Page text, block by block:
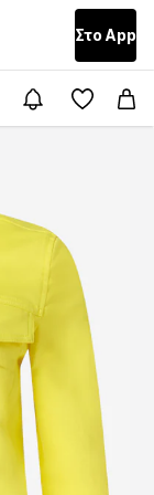
Στο Αpp